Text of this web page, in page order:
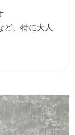
、 特に大人